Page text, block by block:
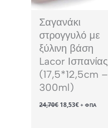
Σαγανάκι
στρογγυλό με
ξύλινη βάση
Lacor Ισπανίας
(17,5*12,5cm –
300ml)
24,70€ Original
price
18,53€Η+ ΦΠΑ